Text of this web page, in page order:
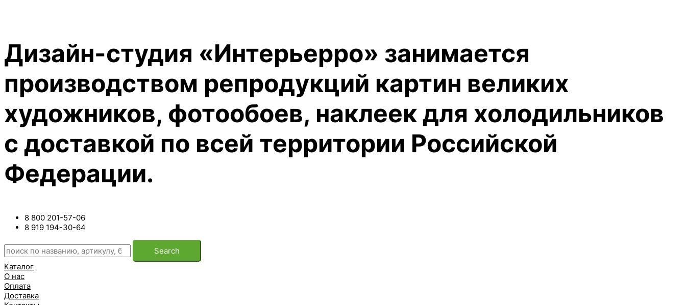
Дизайн-студия «Интерьерро» занимается
производством репродукций картин великих
художников, фотообоев, наклеек для холодильников
с доставкой по всей территории Российской
Федерации.
8 800 201-57-06
8 919 194-30-64
Search
Каталог
О нас
Оплата
Доставка